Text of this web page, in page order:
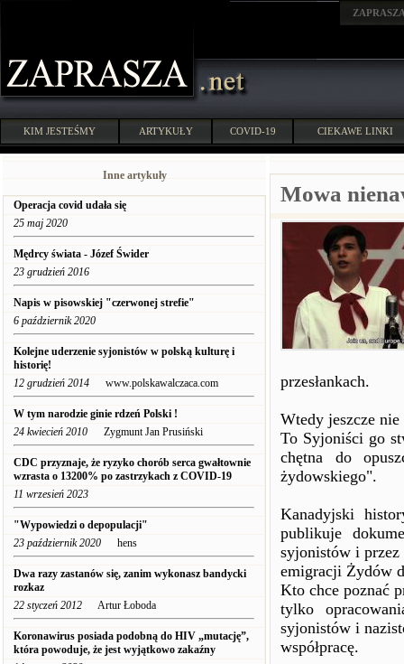
KIM JESTEŚMY ARTYKUŁY COVID-19 CIEKAWE LINKI
Inne artykuły
Operacja covid udała się
25 maj 2020
Mędrcy świata - Józef Świder
23 grudzień 2016
Napis w pisowskiej "czerwonej strefie"
6 październik 2020
Kolejne uderzenie syjonistów w polską kulturę i
historię!
12 grudzień 2014 www.polskawalczaca.com
W tym narodzie ginie rdzeń Polski !
24 kwiecień 2010 Zygmunt Jan Prusiński
CDC przyznaje, że ryzyko chorób serca gwałtownie
wzrasta o 13200% po zastrzykach z COVID-19
11 wrzesień 2023
"Wypowiedzi o depopulacji"
23 październik 2020 hens
Dwa razy zastanów się, zanim wykonasz bandycki
rozkaz
22 styczeń 2012 Artur Łoboda
Koronawirus posiada podobną do HIV „mutację”,
która powoduje, że jest wyjątkowo zakaźny
Mowa
przesłankach.
Wtedy jeszcze
To Syjoniści go
chętna do
żydowskiego".
Kanadyjski
publikuje
syjonistów i przez
emigracji Żydów
Kto chce poznać
tylko
syjonistów i
współpracę.